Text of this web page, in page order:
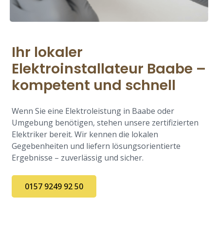
Ihr lokaler
Elektroinstallateur Baabe –
kompetent und schnell
Wenn Sie eine Elektroleistung in Baabe oder
Umgebung benötigen, stehen unsere zertifizierten
Elektriker bereit. Wir kennen die lokalen
Gegebenheiten und liefern lösungsorientierte
Ergebnisse – zuverlässig und sicher.
0157 9249 92 50